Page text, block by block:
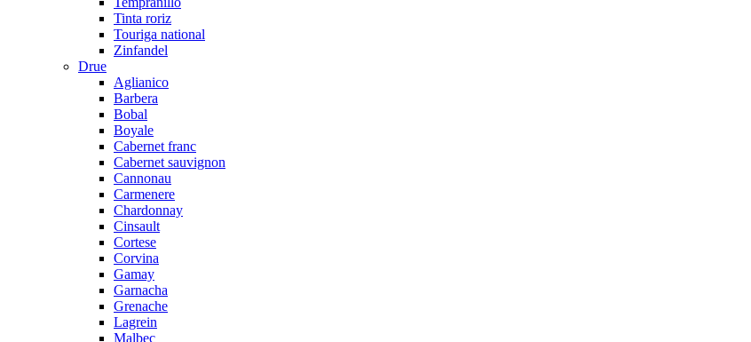
Tinta roriz
Touriga national
Zinfandel
Drue
Aglianico
Barbera
Bobal
Boyale
Cabernet franc
Cabernet sauvignon
Cannonau
Carmenere
Chardonnay
Cinsault
Cortese
Corvina
Gamay
Garnacha
Grenache
Lagrein
Malbec